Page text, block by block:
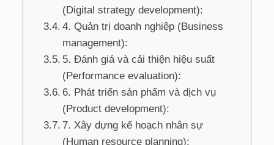
(Digital strategy development):
4. Quản trị doanh nghiệp (Business
management):
5. Đánh giá và cải thiện hiệu suất
(Performance evaluation):
6. Phát triển sản phẩm và dịch vụ
(Product development):
7. Xây dựng kế hoạch nhân sự
(Human resource planning):